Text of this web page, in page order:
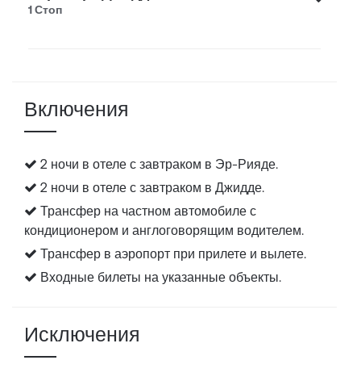
1 Стоп
Включения
2 ночи в отеле с завтраком в Эр-Рияде.
2 ночи в отеле с завтраком в Джидде.
Трансфер на частном автомобиле с
кондиционером и англоговорящим водителем.
Трансфер в аэропорт при прилете и вылете.
Входные билеты на указанные объекты.
Исключения